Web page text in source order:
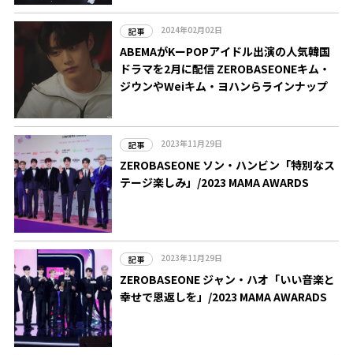
記事 2024年02月02日
ABEMAがKーPOPアイドル出演の人気韓国
ドラマを2月に配信 ZEROBASEONEキム・
ジウンやWeiキム・ヨハンらラインナップ
記事 2023年11月29日
ZEROBASEONE ソン・ハンビン「特別なス
テージ楽しみ」/2023 MAMA AWARDS
記事 2023年11月29日
ZEROBASEONE ジャン・ハオ「いい音楽と
幸せで恩返しを」/2023 MAMA AWARADS